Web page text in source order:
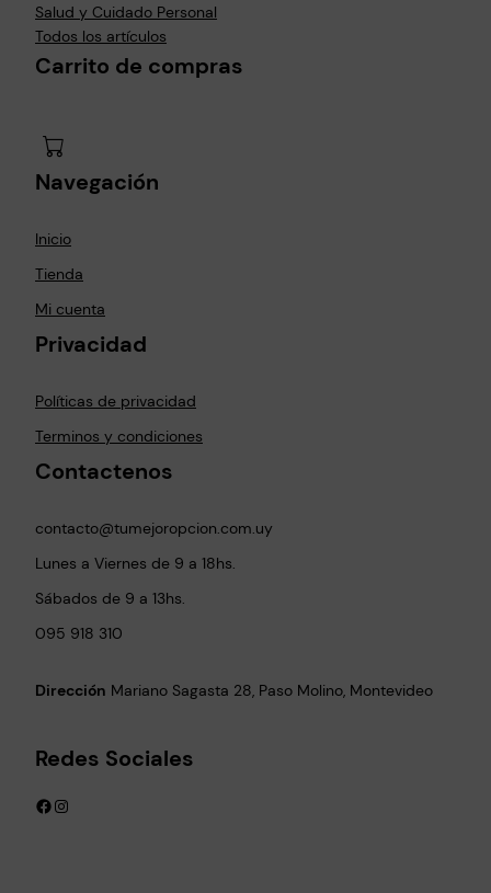
Salud y Cuidado Personal
Todos los artículos
Carrito de compras
Navegación
Inicio
Tienda
Mi cuenta
Privacidad
Políticas de privacidad
Terminos y condiciones
Contactenos
contacto@tumejoropcion.com.uy
Lunes a Viernes de 9 a 18hs.
Sábados de 9 a 13hs.
095 918 310
Dirección Mariano Sagasta 28, Paso Molino, Montevideo
Redes Sociales
Facebook Instagram